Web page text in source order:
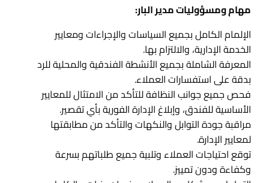
مهام ومسؤوليات مدير البار:
الإلمام الكامل بجميع السياسات والإجراءات ومعايير
الخدمة الإدارية، والالتزام بها.
المعرفة الشاملة بجميع الأنشطة الفندقية والمحلية للرد
بدقة على استفسارات العملاء.
فحص جميع جوانب النظافة للتأكد من الامتثال للمعايير
الأساسية للفندق، وإبلاغ الإدارة الفورية بأي تقصير.
مراقبة جودة التوابل والنكهات والتأكد من مطابقتها
لمعايير الإدارة.
توقع احتياجات العملاء وتلبية جميع طلباتهم بسرعة
وكفاءة ودون تمييز.